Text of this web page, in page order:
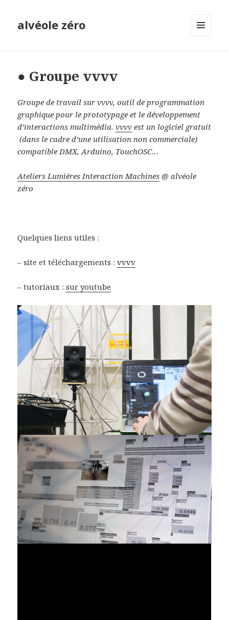
alvéole zéro
● Groupe vvvv
Groupe de travail sur vvvv, outil de programmation
graphique pour le prototypage et le développement
d’interactions multimédia.vvvv est un logiciel gratuit
(dans le cadre d’une utilisation non commerciale)
compatible DMX, Arduino, TouchOSC…
Ateliers Lumières Interaction Machines @ alvéole
zéro
Quelques liens utiles :
– site et téléchargements :vvvv
– tutoriaux :sur youtube